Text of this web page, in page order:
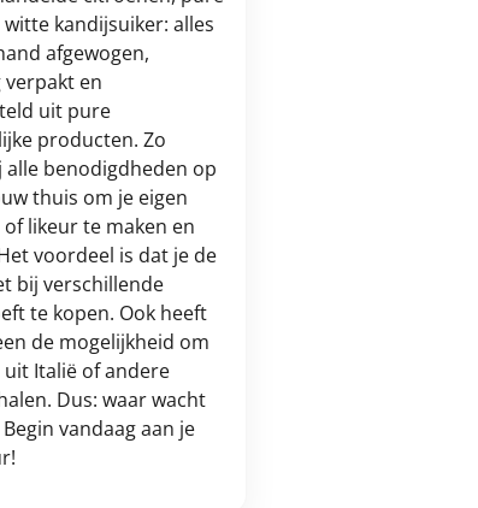
kandijsuiker: alles
afgewogen,
en
uit pure
producten. Zo
alle benodigdheden op
thuis om je eigen
likeur te maken en
voordeel is dat je de
bij verschillende
te kopen. Ook heeft
de mogelijkheid om
Italië of andere
Dus: waar wacht
vandaag aan je